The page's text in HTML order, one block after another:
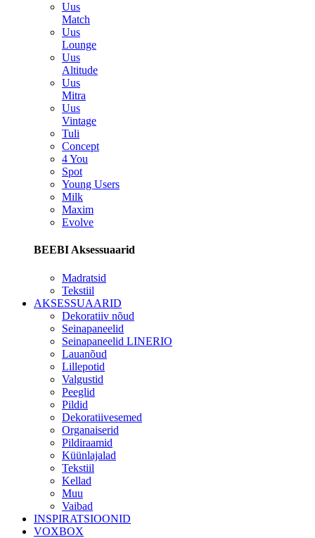
Uus
Match
Uus
Lounge
Uus
Altitude
Uus
Mitra
Uus
Vintage
Tuli
Concept
4 You
Spot
Young Users
Milk
Maxim
Evolve
BEEBI Aksessuaarid
Madratsid
Tekstiil
AKSESSUAARID
Dekoratiiv nõud
Seinapaneelid
Seinapaneelid LINERIO
Lauanõud
Lillepotid
Valgustid
Peeglid
Pildid
Dekoratiivesemed
Organaiserid
Pildiraamid
Küünlajalad
Tekstiil
Kellad
Muu
Vaibad
INSPIRATSIOONID
VOXBOX